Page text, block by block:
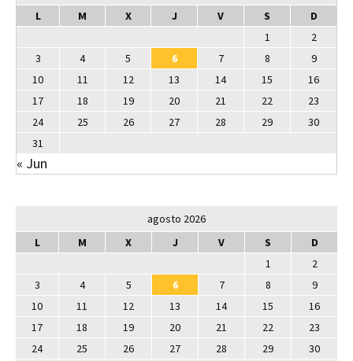
L
M X J V S
D
1
2
3
4 5 6 7 8
9
10
11 12 13 14 15
16
17
18 19 20 21 22
23
24
25 26 27 28 29
30
31
« Jun
agosto 2026
L
M X J V S
D
1
2
3
4 5 6 7 8
9
10
11 12 13 14 15
16
17
18 19 20 21 22
23
24
25 26 27 28 29
30